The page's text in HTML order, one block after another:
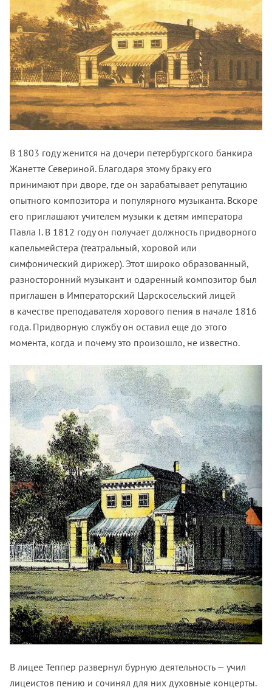
В 1803 году женится на дочери петербургского банкира
Жанетте Севериной. Благодаря этому браку его
принимают при дворе, где он зарабатывает репутацию
опытного композитора и популярного музыканта. Вскоре
его приглашают учителем музыки к детям императора
Павла I. В 1812 году он получает должность придворного
капельмейстера (театральный, хоровой или
симфонический дирижер). Этот широко образованный,
разносторонний музыкант и одаренный композитор был
приглашен в Императорский Царскосельский лицей
в качестве преподавателя хорового пения в начале 1816
года. Придворную службу он оставил еще до этого
момента, когда и почему это произошло, не известно.
В лицее Теппер развернул бурную деятельность — учил
лицеистов пению и сочинял для них духовные концерты.